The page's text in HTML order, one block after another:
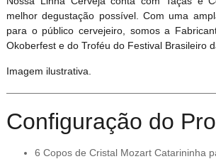
melhor degustação possível. Com uma
para o público cervejeiro, somos a
Okoberfest e do Troféu do Festival Brasileiro
Imagem ilustrativa.
Configuração do
6 Copos de Cristal Mozart Catarininha